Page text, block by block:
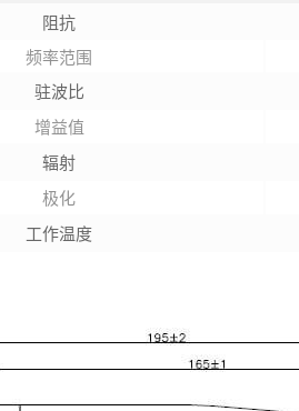
阻抗
频率范围
驻波比
增益值
辐射
极化
工作温度